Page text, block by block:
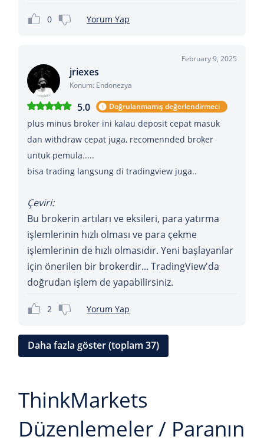
0 Yorum Yap
February 9, 2025
jriexes
Konum: Endonezya
5.0 Doğrulanmamış değerlendirmeci
plus minus broker ini kalau deposit cepat masuk
dan withdraw cepat juga, recomennded broker
untuk pemula.....
bisa trading langsung di tradingview juga..
Çeviri:
Bu brokerin artıları ve eksileri, para yatırma
işlemlerinin hızlı olması ve para çekme
işlemlerinin de hızlı olmasıdır. Yeni başlayanlar
için önerilen bir brokerdir... TradingView'da
doğrudan işlem de yapabilirsiniz.
2 Yorum Yap
Daha fazla göster (toplam 37)
ThinkMarkets
Düzenlemeler / Paranın